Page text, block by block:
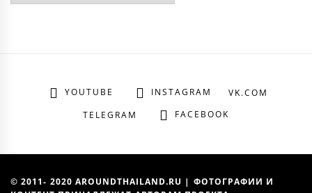
YOUTUBE INSTAGRAM
VK.COM
TELEGRAM
FACEBOOK
© 2011- 2020 AROUNDTHAILAND.RU | ФОТОГРАФИИ И